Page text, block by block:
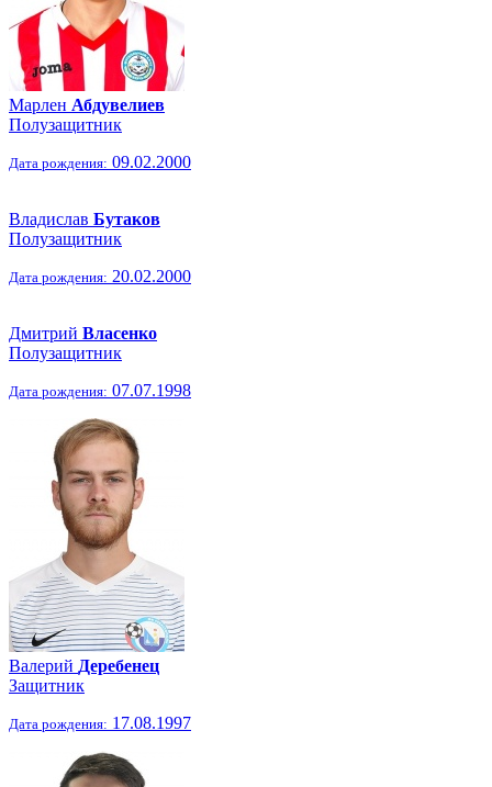
Марлен Абдувелиев
Полузащитник
Дата рождения: 09.02.2000
Владислав Бутаков
Полузащитник
Дата рождения: 20.02.2000
Дмитрий Власенко
Полузащитник
Дата рождения: 07.07.1998
Валерий Деребенец
Защитник
Дата рождения: 17.08.1997